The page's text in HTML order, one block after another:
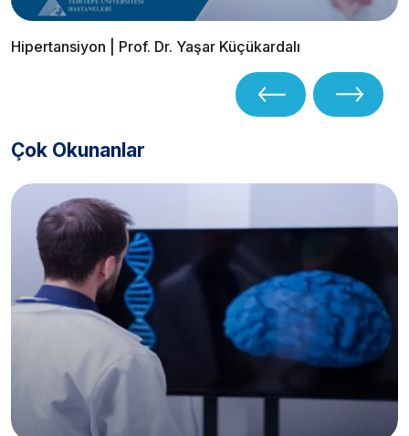
Hipertansiyon | Prof. Dr. Yaşar Küçükardalı
Çok Okunanlar